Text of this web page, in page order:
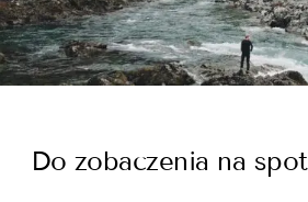
Do zobaczenia na